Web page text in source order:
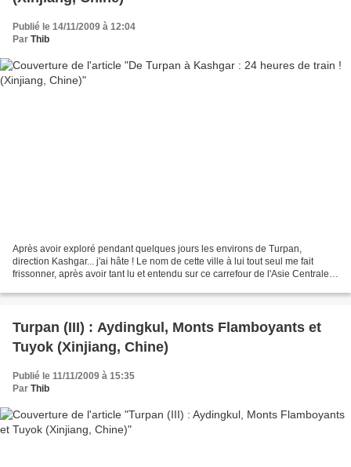
Publié le 14/11/2009 à 12:04
Par Thib
Après avoir exploré pendant quelques jours les environs de Turpan,
direction Kashgar... j'ai hâte ! Le nom de cette ville à lui tout seul me fait
frissonner, après avoir tant lu et entendu sur ce carrefour de l'Asie Centrale...
Turpan (III) : Aydingkul, Monts Flamboyants et
Tuyok (Xinjiang, Chine)
Publié le 11/11/2009 à 15:35
Par Thib